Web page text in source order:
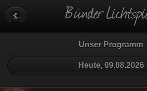
Unser Programm
Heute, 09.08.2026
Datenschutz Impressum Cookie